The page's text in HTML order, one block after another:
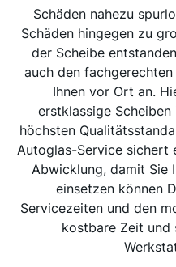
Schäden nahezu
Schäden hingegen zu
der Scheibe
auch den
Ihnen vor Ort an.
erstklassige
höchsten
Autoglas-Service sichert
Abwicklung, damit Sie
einsetzen können
Servicezeiten und den
kostbare Zeit und